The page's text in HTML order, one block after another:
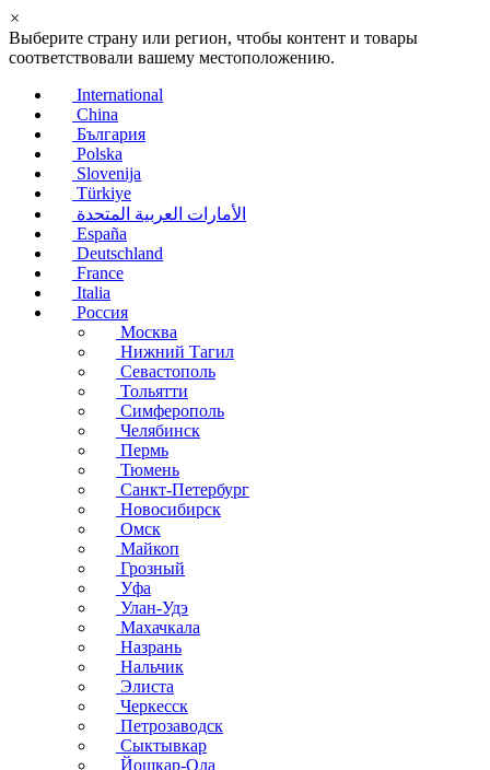
×
Выберите страну или регион, чтобы контент и товары
соответствовали вашему местоположению.
International
China
България
Polska
Slovenija
Türkiye
الأمارات العربية المتحدة
España
Deutschland
France
Italia
Россия
Москва
Нижний Тагил
Севастополь
Тольятти
Симферополь
Челябинск
Пермь
Тюмень
Санкт-Петербург
Новосибирск
Омск
Майкоп
Грозный
Уфа
Улан-Удэ
Махачкала
Назрань
Нальчик
Элиста
Черкесск
Петрозаводск
Сыктывкар
Йошкар-Ола